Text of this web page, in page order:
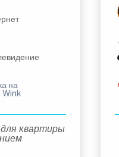
на
Wink
квартиры